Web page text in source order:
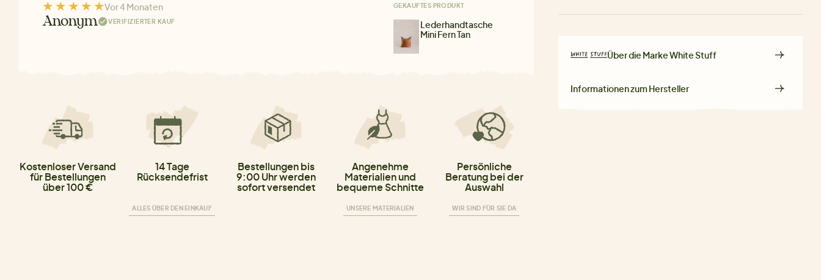
Vor 4 Monaten
Anonym VERIFIZIERTER KAUF
GEKAUFTES PRODUKT
Lederhandtasche
Mini Fern Tan
Kostenloser Versand
für Bestellungen
über 100 €
14 Tage
Rücksendefrist
ALLES ÜBER DEN EINKAUF
Bestellungen bis
9:00 Uhr werden
sofort versendet
Angenehme
Materialien und
bequeme Schnitte
UNSERE MATERIALIEN
Persönliche
Beratung bei der
Auswahl
WIR SIND FÜR SIE DA
Über die MarkeWhite Stuff
Informationen zum Hersteller